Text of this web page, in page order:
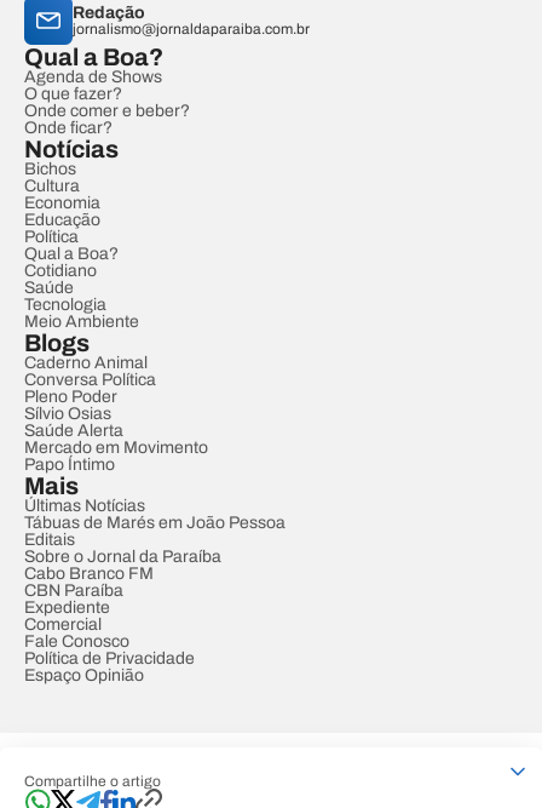
Compartilhe o artigo
Redação
jornalismo@jornaldaparaiba.com.br
Qual a Boa?
Agenda de Shows
O que fazer?
Onde comer e beber?
Onde ficar?
Notícias
Bichos
Cultura
Economia
Educação
Política
Qual a Boa?
Cotidiano
Saúde
Tecnologia
Meio Ambiente
Blogs
Caderno Animal
Conversa Política
Pleno Poder
Sílvio Osias
Saúde Alerta
Mercado em Movimento
Papo Íntimo
Mais
Últimas Notícias
Tábuas de Marés em João Pessoa
Editais
Sobre o Jornal da Paraíba
Cabo Branco FM
CBN Paraíba
Expediente
Comercial
Fale Conosco
Política de Privacidade
Espaço Opinião